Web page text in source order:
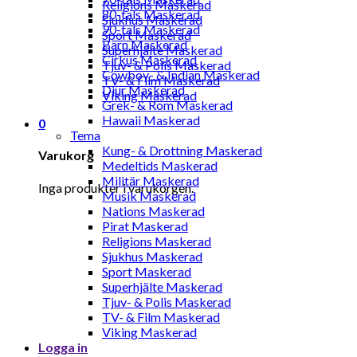
Religions Maskerad
Sjukhus Maskerad
Sport Maskerad
Superhjälte Maskerad
Tjuv- & Polis Maskerad
TV- & Film Maskerad
Viking Maskerad
0
Varukorg
Inga produkter i varukorgen.
80-tals Maskerad
90-tals Maskerad
Barn Maskerad
Cirkus Maskerad
Cowboy- & Indian Maskerad
Djur Maskerad
Grek- & Rom Maskerad
Hawaii Maskerad
Tema
Kung- & Drottning Maskerad
Medeltids Maskerad
Militär Maskerad
Musik Maskerad
Nations Maskerad
Pirat Maskerad
Religions Maskerad
Sjukhus Maskerad
Sport Maskerad
Superhjälte Maskerad
Tjuv- & Polis Maskerad
TV- & Film Maskerad
Viking Maskerad
Logga in